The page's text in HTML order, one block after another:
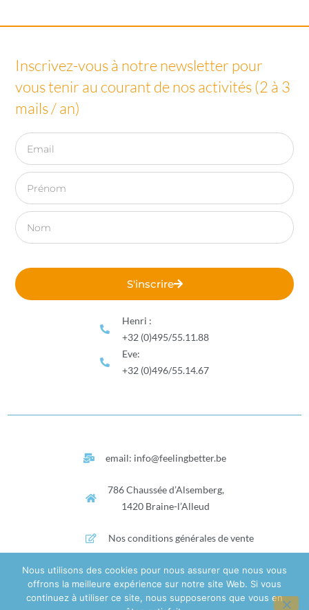
Inscrivez-vous à notre newsletter pour
vous tenir au courant de nos activités (2 à 3
mails / an)
S'inscrire
Henri :
+32 (0)495/55.11.88
Eve:
+32 (0)496/55.14.67
email: info@feelingbetter.be
786 Chaussée d’Alsemberg,
1420 Braine-l’Alleud
Nos conditions générales de vente
Suivez-nous
Nous utilisons des cookies pour nous assurer que nous vous
offrons la meilleure expérience sur notre site Web. Si vous
continuez à utiliser ce site, nous supposerons que vous en